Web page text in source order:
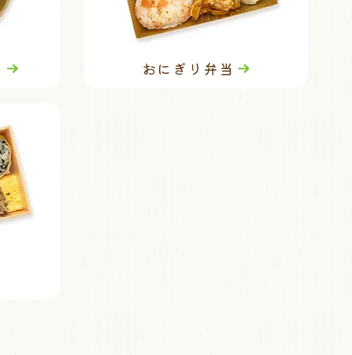
おにぎり弁当